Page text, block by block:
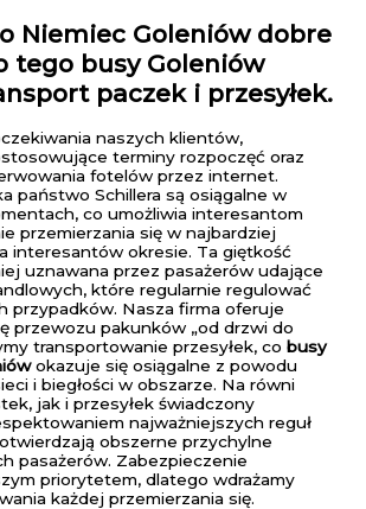
Niemiec Goleniówdobre
tego busy Goleniów
paczek i przesyłek.
naszych klientów,
terminy rozpoczęć oraz
fotelów przez internet.
państwo Schillera są osiągalne w
co umożliwia interesantom
przemierzania się w najbardziej
interesantów okresie. Ta giętkość
uznawana przez pasażerów udające
które regularnie regulować
przypadków. Nasza firma oferuje
przewozu pakunków „od drzwi do
transportowanie przesyłek, co busy
okazuje się osiągalne z powodu
i biegłości w obszarze. Na równi
jak i przesyłek świadczony
najważniejszych reguł
obszerne przychylne
pasażerów. Zabezpieczenie
priorytetem, dlatego wdrażamy
każdej przemierzania się.